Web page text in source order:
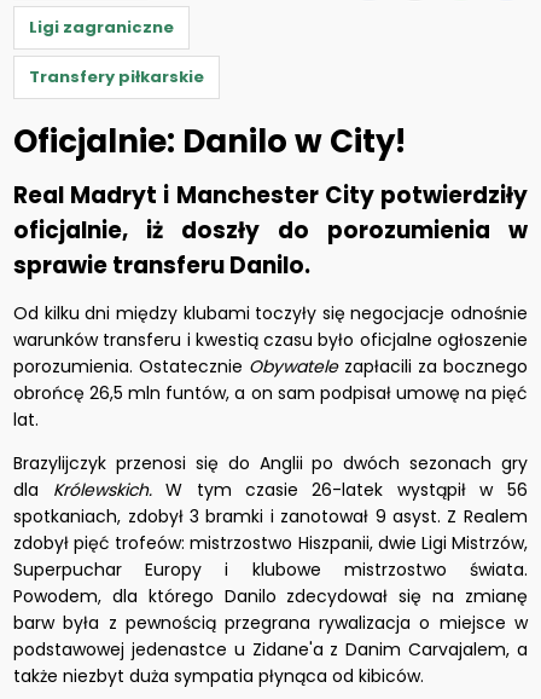
Ligi zagraniczne
Transfery piłkarskie
Oficjalnie: Danilo w City!
Real Madryt i Manchester City potwierdziły
oficjalnie, iż doszły do porozumienia w
sprawie transferu Danilo.
Od kilku dni między klubami toczyły się negocjacje odnośnie
warunków transferu i kwestią czasu było oficjalne ogłoszenie
porozumienia. Ostatecznie Obywatele zapłacili za bocznego
obrońcę 26,5 mln funtów, a on sam podpisał umowę na pięć
lat.
Brazylijczyk przenosi się do Anglii po dwóch sezonach gry
dla Królewskich.W tym czasie 26-latek wystąpił w 56
spotkaniach, zdobył 3 bramki i zanotował 9 asyst. Z Realem
zdobył pięć trofeów: mistrzostwo Hiszpanii, dwie Ligi Mistrzów,
Superpuchar Europy i klubowe mistrzostwo świata.
Powodem, dla którego Danilo zdecydował się na zmianę
barw była z pewnością przegrana rywalizacja o miejsce w
podstawowej jedenastce u Zidane'a z Danim Carvajalem, a
także niezbyt duża sympatia płynąca od kibiców.